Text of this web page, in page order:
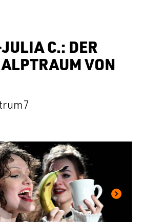
C.: DER
VON